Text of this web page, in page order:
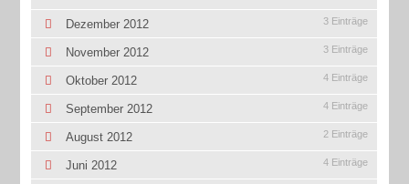
Dezember 2012 3 Einträge
November 2012 3 Einträge
Oktober 2012 4 Einträge
September 2012 4 Einträge
August 2012 2 Einträge
Juni 2012 4 Einträge